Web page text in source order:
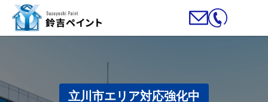
立川市エリア対応強化中